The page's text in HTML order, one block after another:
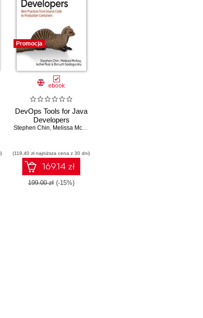
Promocja
ebook
DevOps Tools for Java
Developers
Stephen Chin, Melissa McKay
(119,40 zł najniższa cena z 30 dni)
169.14 zł
199.00 zł (-15%)